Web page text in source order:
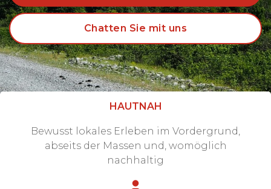
Chatten Sie mit uns
HAUTNAH
Bewusst lokales Erleben im Vordergrund,
abseits der Massen und, womöglich
nachhaltig